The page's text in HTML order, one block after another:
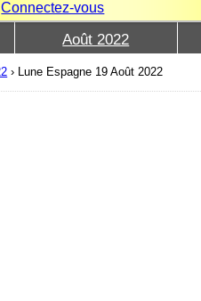
Connectez-vous
Août 2022
› Lune Espagne 19 Août 2022